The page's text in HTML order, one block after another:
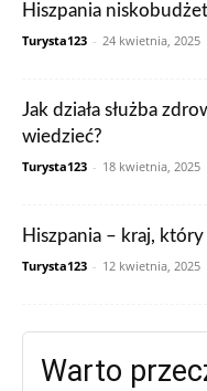
Hiszpania
Turysta123 - 24 kwietnia, 2025
Jak działa służba
wiedzieć?
Turysta123 - 18 kwietnia, 2025
Hiszpania – kraj, który
Turysta123 - 12 kwietnia, 2025
Warto